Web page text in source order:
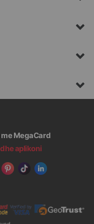
me MegaCard
aplikoni